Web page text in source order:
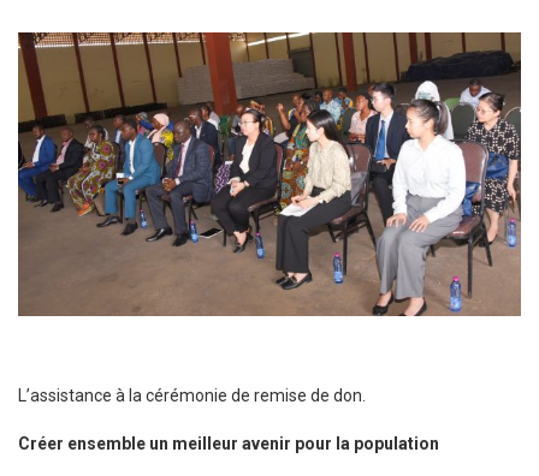
L’assistance à la cérémonie de remise de don.
Créer ensemble un meilleur avenir pour la population